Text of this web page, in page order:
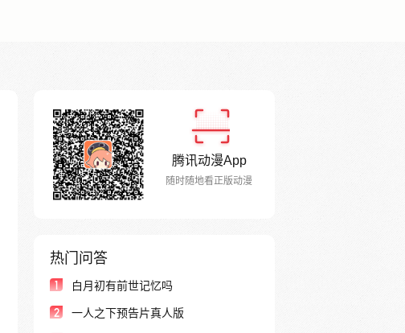
腾讯动漫App
随时随地看正版动漫
热门问答
1 白月初有前世记忆吗
2 一人之下预告片真人版